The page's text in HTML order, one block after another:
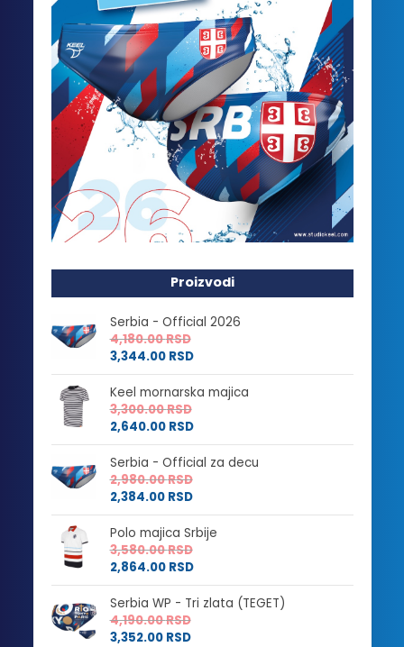
Proizvodi
Serbia - Official 2026
4,180.00RSD
3,344.00 RSD
Keel mornarska majica
3,300.00RSD
2,640.00 RSD
Serbia - Official za decu
2,980.00RSD
2,384.00 RSD
Polo majica Srbije
3,580.00RSD
2,864.00 RSD
Serbia WP - Tri zlata (TEGET)
4,190.00RSD
3,352.00 RSD